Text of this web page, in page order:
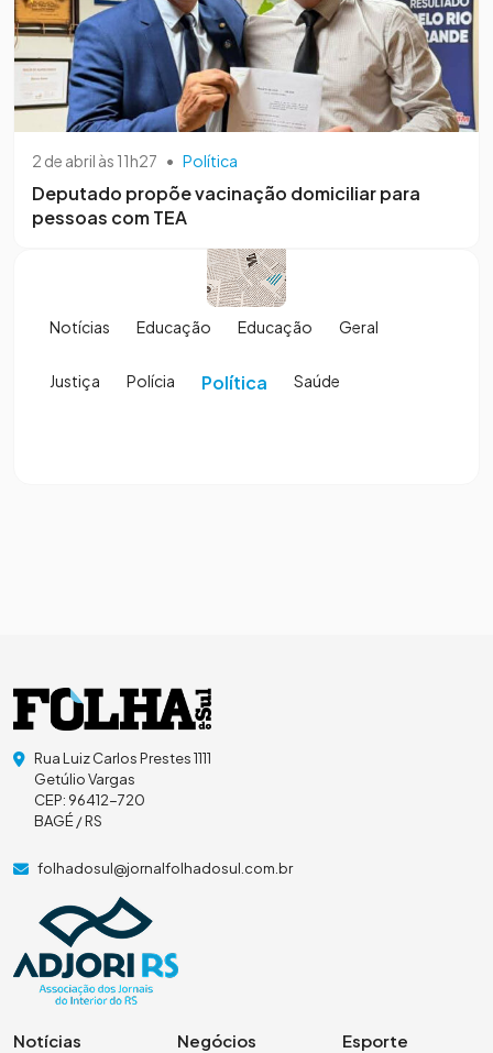
2 de abril às 11h27 • Política
Deputado propõe vacinação domiciliar para
pessoas com TEA
Notícias Educação Educação Geral
Justiça Polícia Política Saúde
Rua Luiz Carlos Prestes 1111
Getúlio Vargas
CEP: 96412-720
BAGÉ / RS
folhadosul@jornalfolhadosul.com.br
Notícias Negócios Esporte